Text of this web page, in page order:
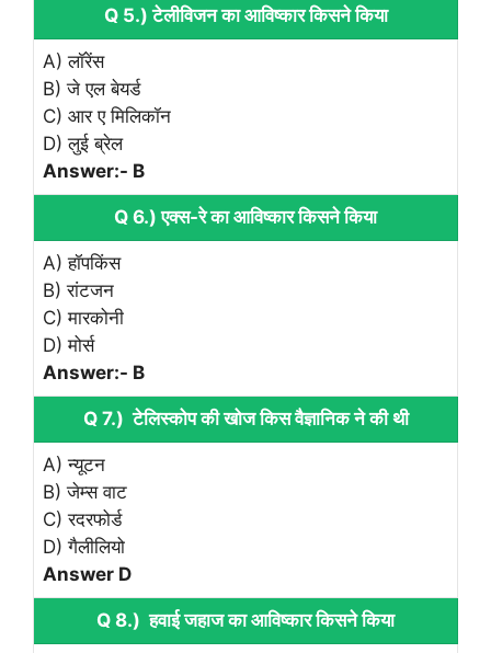
Q 5.) टेलीविजन का आविष्कार किसने किया
A) लॉरेंस
B) जे एल बेयर्ड
C) आर ए मिलिकॉन
D) लुई ब्रेल
Answer:- B
Q 6.) एक्स-रे का आविष्कार किसने किया
A) हॉपकिंस
B) रांटजन
C) मारकोनी
D) मोर्स
Answer:- B
Q 7.) टेलिस्कोप की खोज किस वैज्ञानिक ने की थी
A) न्यूटन
B) जेम्स वाट
C) रदरफोर्ड
D) गैलीलियो
Answer D
Q 8.) हवाई जहाज का आविष्कार किसने किया